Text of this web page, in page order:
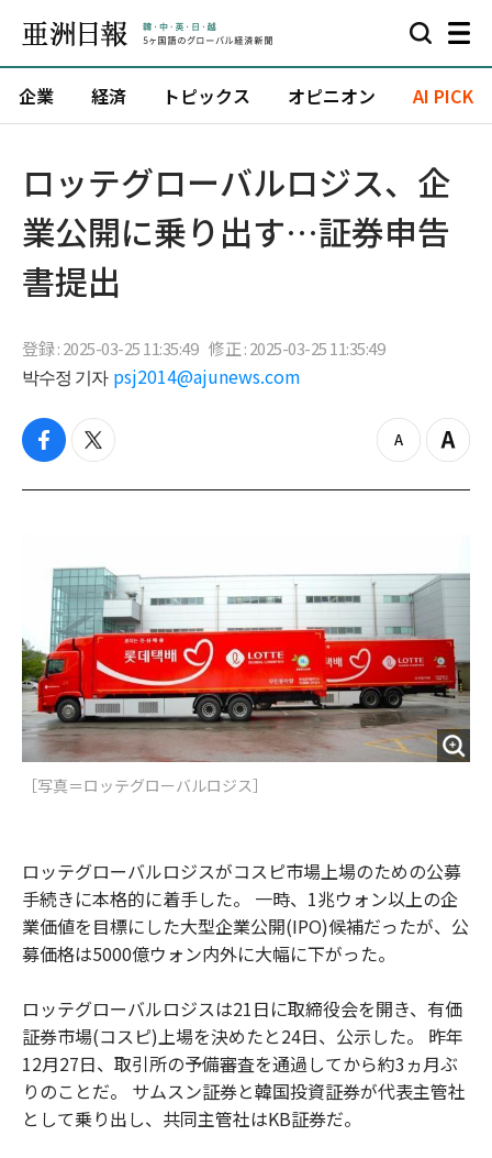
企業 経済 トピックス オピニオン AI PICK
ロッテグローバルロジス、企
業公開に乗り出す…証券申告
書提出
登録 : 2025-03-25 11:35:49 修正 : 2025-03-25 11:35:49
박수정 기자 psj2014@ajunews.com
f
c
t
i
r
z
o
t
Z
o
［写真＝ロッテグローバルロジス］
ロッテグローバルロジスがコスピ市場上場のための公募
手続きに本格的に着手した。 一時、1兆ウォン以上の企
業価値を目標にした大型企業公開(IPO)候補だったが、公
募価格は5000億ウォン内外に大幅に下がった。
ロッテグローバルロジスは21日に取締役会を開き、有価
証券市場(コスピ)上場を決めたと24日、公示した。 昨年
12月27日、取引所の予備審査を通過してから約3ヵ月ぶ
りのことだ。 サムスン証券と韓国投資証券が代表主管社
として乗り出し、共同主管社はKB証券だ。